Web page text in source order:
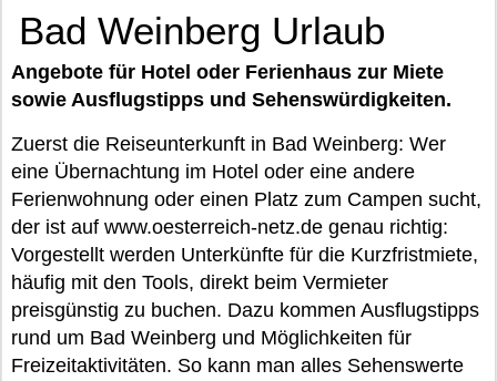
Bad Weinberg Urlaub
Angebote für Hotel oder Ferienhaus zur Miete
sowie Ausflugstipps und Sehenswürdigkeiten.
Zuerst die Reiseunterkunft in Bad Weinberg: Wer
eine Übernachtung im Hotel oder eine andere
Ferienwohnung oder einen Platz zum Campen sucht,
der ist auf www.oesterreich-netz.de genau richtig:
Vorgestellt werden Unterkünfte für die Kurzfristmiete,
häufig mit den Tools, direkt beim Vermieter
preisgünstig zu buchen. Dazu kommen Ausflugstipps
rund um Bad Weinberg und Möglichkeiten für
Freizeitaktivitäten. So kann man alles Sehenswerte